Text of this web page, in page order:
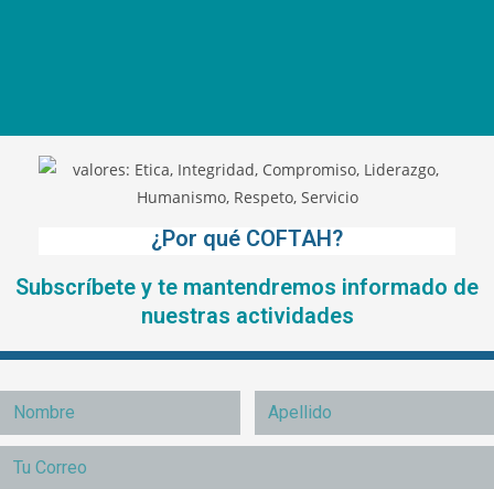
¿Por qué COFTAH?
Subscríbete y te mantendremos informado de
nuestras actividades